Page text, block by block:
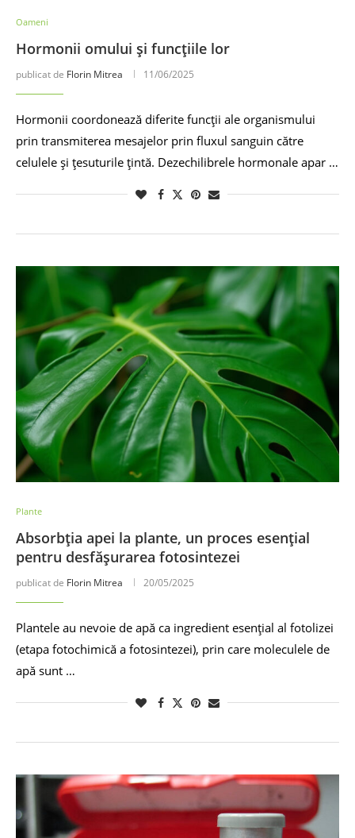
Oameni
Hormonii omului și funcțiile lor
publicat de Florin Mitrea 11/06/2025
Hormonii coordonează diferite funcții ale organismului
prin transmiterea mesajelor prin fluxul sanguin către
celulele și țesuturile țintă. Dezechilibrele hormonale apar …
Plante
Absorbția apei la plante, un proces esențial
pentru desfășurarea fotosintezei
publicat de Florin Mitrea 20/05/2025
Plantele au nevoie de apă ca ingredient esențial al fotolizei
(etapa fotochimică a fotosintezei), prin care moleculele de
apă sunt …